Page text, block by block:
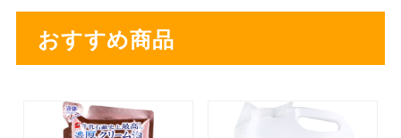
おすすめ商品